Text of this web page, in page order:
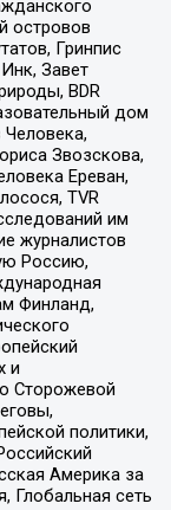
островов
Гринпис
Завет
BDR
дом
Звозскова,
Ереван,
TVR
им
журналистов
Россию,
Финланд,
и
Сторожевой
политики,
Америка за
Глобальная сеть